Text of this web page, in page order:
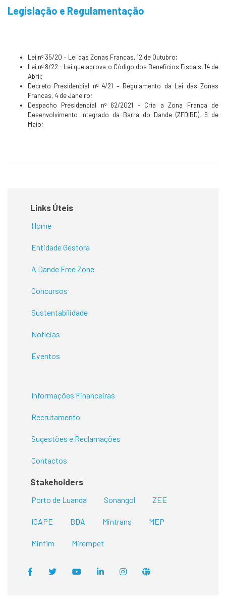
Legislação e Regulamentação
Lei nº 35/20 – Lei das Zonas Francas, 12 de Outubro;
Lei nº 8/22 - Lei que aprova o Código dos Benefícios Fiscais, 14 de
Abril;
Decreto Presidencial nº 4/21 – Regulamento da Lei das Zonas
Francas, 4 de Janeiro;
Despacho Presidencial nº 62/2021 - Cria a Zona Franca de
Desenvolvimento Integrado da Barra do Dande (ZFDIBD), 9 de
Maio;
Links Úteis
Home
Entidade Gestora
A Dande Free Zone
Concursos
Sustentabilidade
Notícias
Eventos
Informações Financeiras
Recrutamento
Sugestões e Reclamações
Contactos
Stakeholders
Porto de Luanda Sonangol ZEE
IGAPE BDA Mintrans MEP
Minfim Mirempet